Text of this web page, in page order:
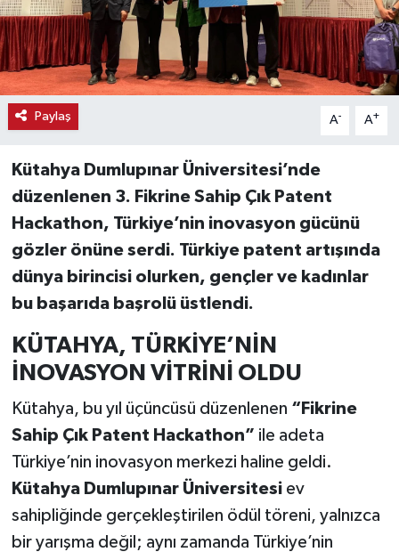
Paylaş A- A+
Kütahya Dumlupınar Üniversitesi’nde
düzenlenen 3. Fikrine Sahip Çık Patent
Hackathon, Türkiye’nin inovasyon gücünü
gözler önüne serdi. Türkiye patent artışında
dünya birincisi olurken, gençler ve kadınlar
bu başarıda başrolü üstlendi.
KÜTAHYA, TÜRKİYE’NİN
İNOVASYON VİTRİNİ OLDU
Kütahya, bu yıl üçüncüsü düzenlenen “Fikrine
Sahip Çık Patent Hackathon” ile adeta
Türkiye’nin inovasyon merkezi haline geldi.
Kütahya Dumlupınar Üniversitesiev
sahipliğinde gerçekleştirilen ödül töreni, yalnızca
bir yarışma değil; aynı zamanda Türkiye’nin
Magazin
Resmi İlanlar
Sağlık
Seri İlan
Siyaset
Spor
Teknoloji
Vasıta
Yaşam